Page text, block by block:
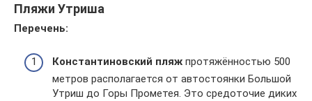
Пляжи Утриша
Перечень:
Константиновский пляж протяжённостью 500
метров располагается от автостоянки Большой
Утриш до Горы Прометея. Это средоточие диких